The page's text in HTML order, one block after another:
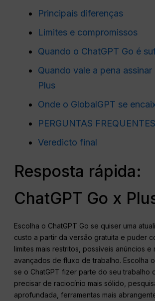
Principais diferenças
Limites e compromissos
Quando o ChatGPT Go é
Quando vale a pena assinar
Plus
Onde o GlobalGPT se
PERGUNTAS FREQUENTES
Veredicto final
Resposta rápida:
ChatGPT Go x
Escolha o ChatGPT Go se quiser uma
custo a partir da versão gratuita e puder
limites mais restritos, possíveis anúncios e
avançados de fluxo de trabalho. Escolha o
se o ChatGPT fizer parte do seu trabalho
precisar de raciocínio mais sólido,
aprofundada, ferramentas mais